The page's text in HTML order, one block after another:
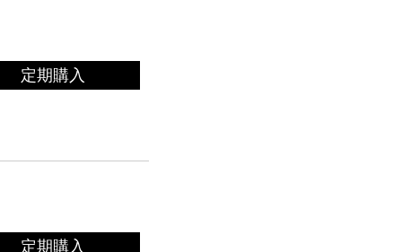
定期購入
定期購入